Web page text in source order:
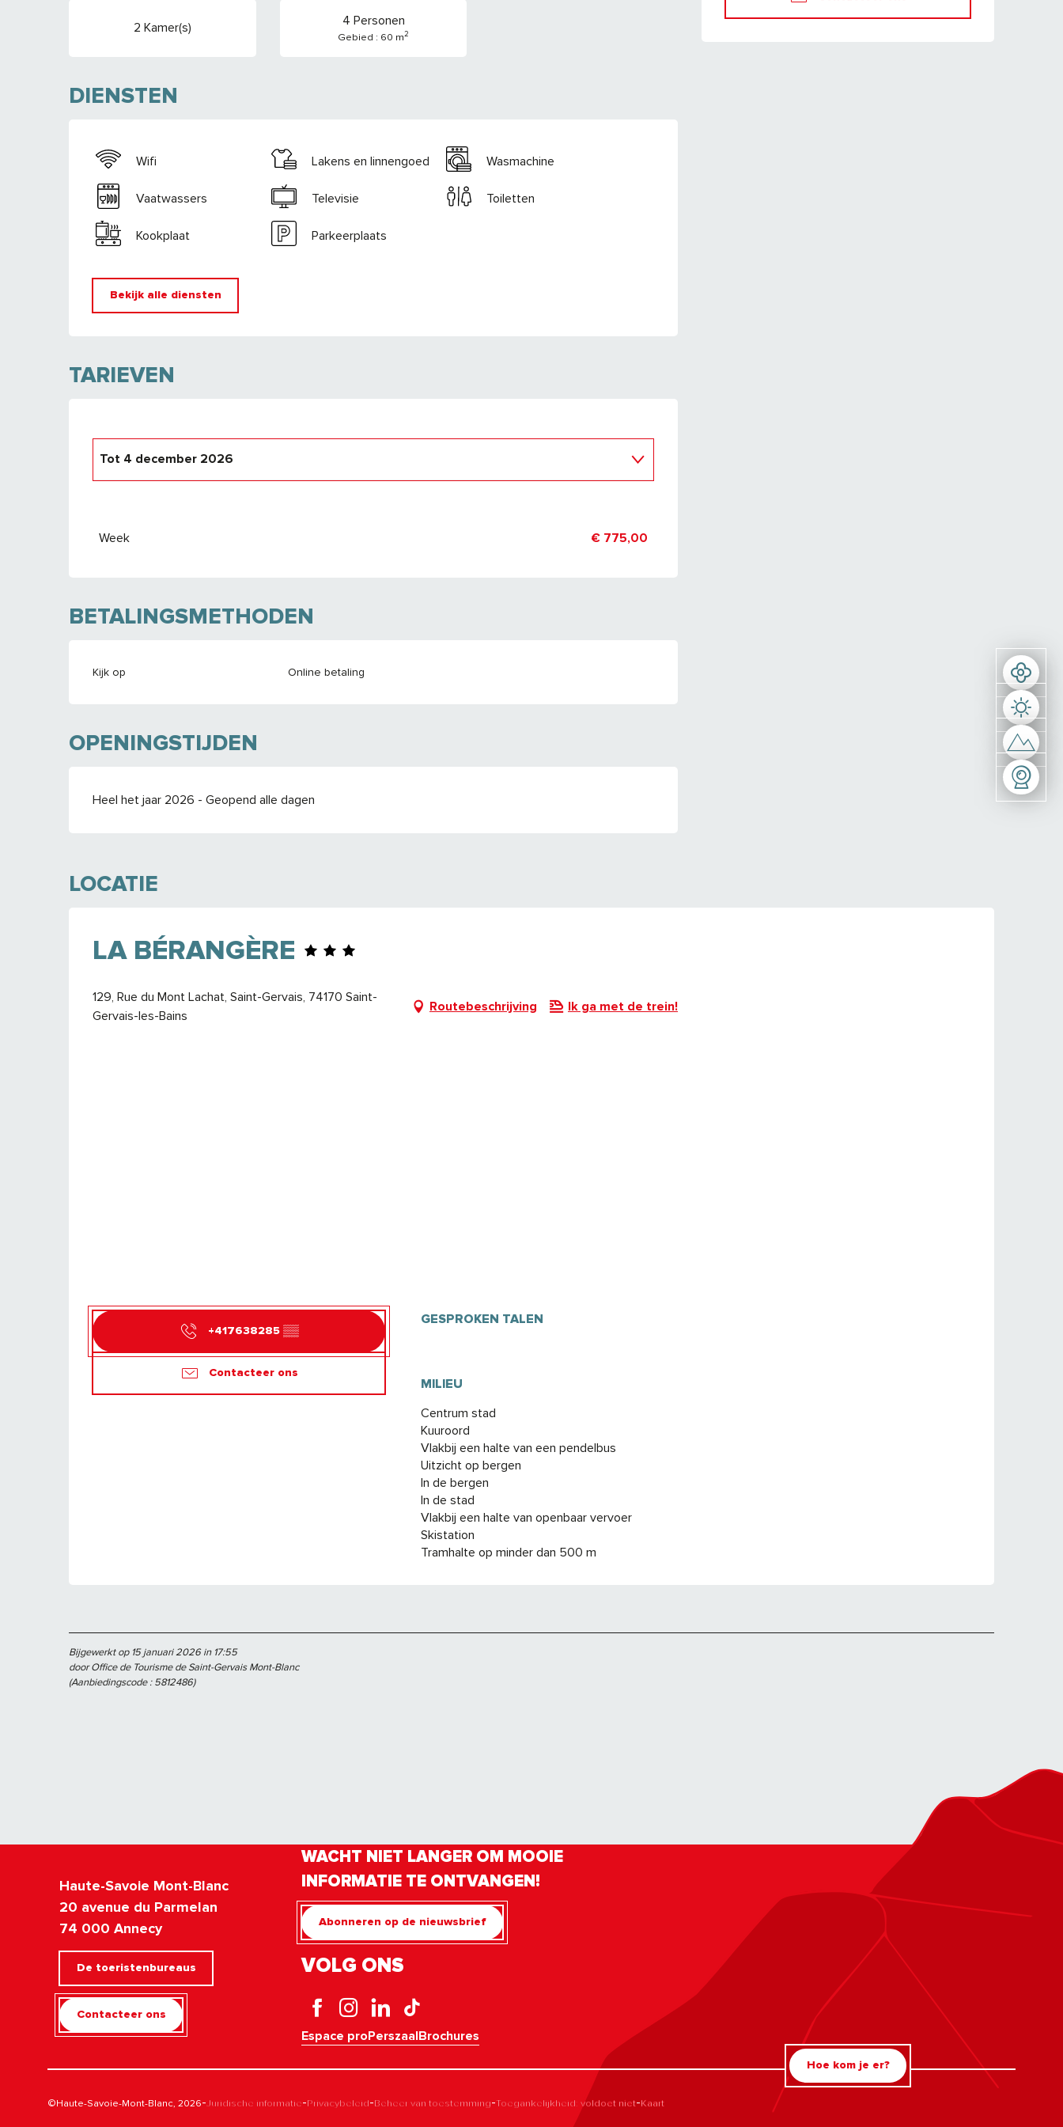
2 Kamer(s) 4 Personen
Gebied : 60 m2
DIENSTEN
Wifi Lakens en linnengoed Wasmachine
Vaatwassers Televisie Toiletten
Kookplaat Parkeerplaats
Bekijk alle diensten
TARIEVEN
Tot 4 december 2026
Week € 775,00
BETALINGSMETHODEN
Kijk op Online betaling
OPENINGSTIJDEN
Heel het jaar 2026 - Geopend alle dagen
LOCATIE
LA BÉRANGÈRE
129, Rue du Mont Lachat, Saint-Gervais, 74170 Saint-
Gervais-les-Bains
Routebeschrijving Ik ga met de trein!
+417638285 ▒▒
Contacteer ons
GESPROKEN TALEN
GESPROKEN TALEN
MILIEU
MILIEU
Centrum stad
Kuuroord
Vlakbij een halte van een pendelbus
Uitzicht op bergen
In de bergen
In de stad
Vlakbij een halte van openbaar vervoer
Skistation
Tramhalte op minder dan 500 m
Bijgewerkt op 15 januari 2026 in 17:55
door Office de Tourisme de Saint-Gervais Mont-Blanc
(Aanbiedingscode :5812486)
Haute-Savoie Mont-Blanc
20 avenue du Parmelan
74 000 Annecy
De toeristenbureaus
Contacteer ons
WACHT NIET LANGER OM MOOIE
INFORMATIE TE ONTVANGEN!
Abonneren op de nieuwsbrief
VOLG ONS
Espace proPerszaalBrochures
Hoe kom je er?
©Haute-Savoie-Mont-Blanc, 2026-Juridische informatie-Privacybeleid-Beheer van toestemming-Toegankelijkheid: voldoet niet-Kaart